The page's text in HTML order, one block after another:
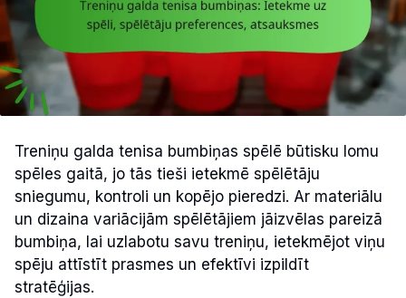
Treniņu galda tenisa bumbiņas spēlē būtisku lomu
spēles gaitā, jo tās tieši ietekmē spēlētāju
sniegumu, kontroli un kopējo pieredzi. Ar materiālu
un dizaina variācijām spēlētājiem jāizvēlas pareizā
bumbiņa, lai uzlabotu savu treniņu, ietekmējot viņu
spēju attīstīt prasmes un efektīvi izpildīt
stratēģijas.